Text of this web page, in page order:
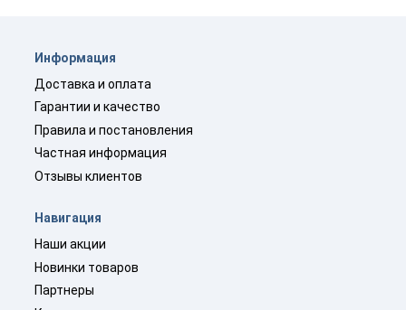
Информация
Доставка и оплата
Гарантии и качество
Правила и постановления
Частная информация
Отзывы клиентов
Навигация
Наши акции
Новинки товаров
Партнеры